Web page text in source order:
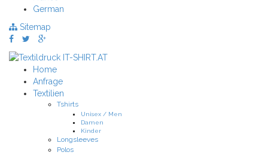
German
Sitemap
Home
Anfrage
Textilien
Tshirts
Unisex / Men
Damen
Kinder
Longsleeves
Polos